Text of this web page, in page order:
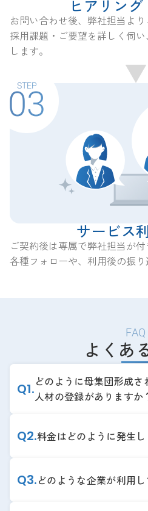
ヒアリン
お問い合わせ後、弊社担当よ
採用課題・ご要望を詳しく伺
します。
STEP
03
サービス
ご契約後は専属で弊社担当が
各種フォローや、利用後の振り
FAQ
よくあ
Q1.どのように母集団形成さ
人材の登録がありますか
Q2.料金はどのように発生し
Q3.どのような企業が利用